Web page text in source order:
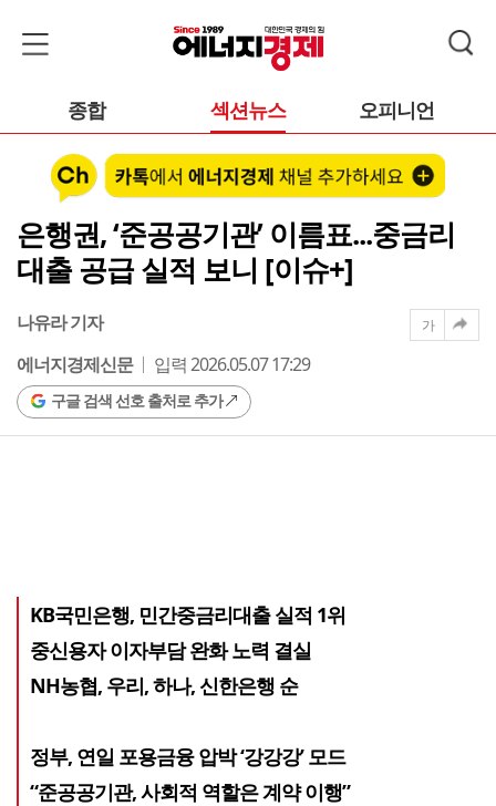
종합 섹션뉴스 오피니언
은행권, ‘준공공기관’ 이름표...중금리
대출 공급 실적 보니 [이슈+]
나유라 기자
에너지경제신문
입력 2026.05.07 17:29
구글 검색 선호 출처로 추가
가
KB국민은행, 민간중금리대출 실적 1위
중신용자 이자부담 완화 노력 결실
NH농협, 우리, 하나, 신한은행 순
정부, 연일 포용금융 압박 ‘강강강’ 모드
“준공공기관, 사회적 역할은 계약 이행”